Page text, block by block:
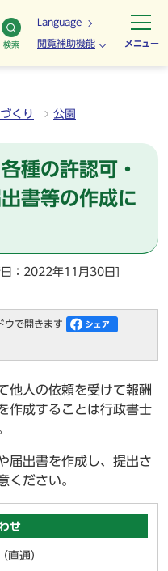
検索
Language
閲覧補助機能 メニュー
くり 公園
種の許認可・
書等の作成に
日：2022年11月30日]
ウで開きます
他人の依頼を受けて報酬
作成することは行政書士
届出書を作成し、提出さ
ください。
せ
直通）